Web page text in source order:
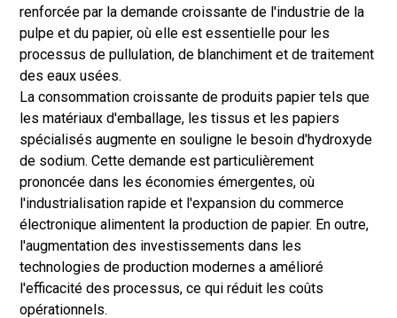
renforcée par la demande croissante de l'industrie de la
pulpe et du papier, où elle est essentielle pour les
processus de pullulation, de blanchiment et de traitement
des eaux usées.
La consommation croissante de produits papier tels que
les matériaux d'emballage, les tissus et les papiers
spécialisés augmente en souligne le besoin d'hydroxyde
de sodium. Cette demande est particulièrement
prononcée dans les économies émergentes, où
l'industrialisation rapide et l'expansion du commerce
électronique alimentent la production de papier. En outre,
l'augmentation des investissements dans les
technologies de production modernes a amélioré
l'efficacité des processus, ce qui réduit les coûts
opérationnels.